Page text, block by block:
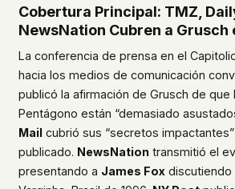
Cobertura Principal: TMZ,
NewsNation Cubren a Grusch
La conferencia de prensa en el
hacia los medios de comunicación
publicó la afirmación de Grusch de
Pentágono están “demasiado
Mailcubrió sus “secretos
publicado. NewsNationtransmitió el
presentando a James Foxdiscutiendo